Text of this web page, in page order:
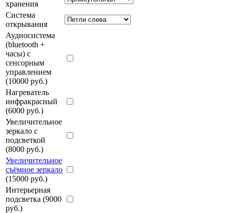
хранения
Система
открывания
Аудиосистема
(bluetooth +
часы) с
сенсорным
управлением
(10000 руб.)
Нагреватель
инфракрасный
(6000 руб.)
Увеличительное
зеркало с
подсветкой
(8000 руб.)
Увеличительное
съёмное зеркало
(15000 руб.)
Интерьерная
подсветка (9000
руб.)